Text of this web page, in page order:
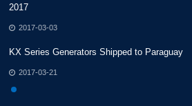
2017
2017-03-03
KX Series Generators Shipped to Paraguay
2017-03-21